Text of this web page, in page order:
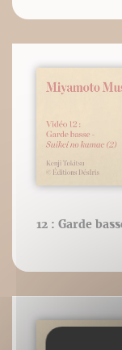
12 : Garde